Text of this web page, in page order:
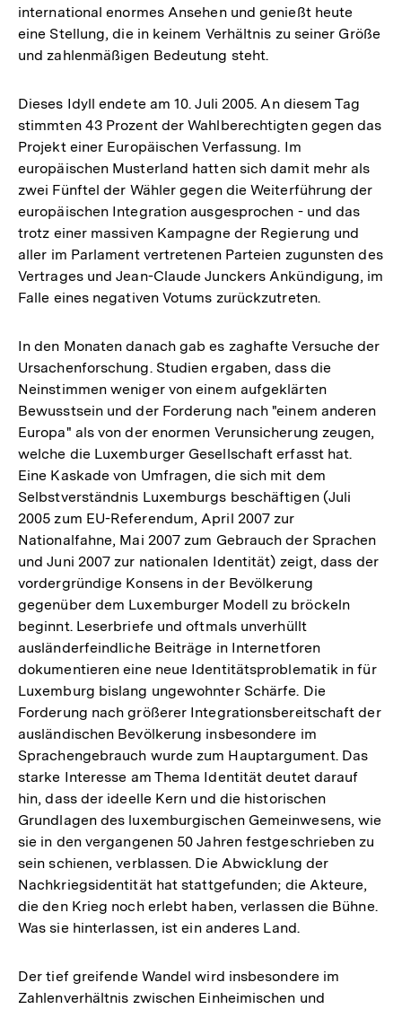
international enormes Ansehen und genießt heute
eine Stellung, die in keinem Verhältnis zu seiner Größe
und zahlenmäßigen Bedeutung steht.
Dieses Idyll endete am 10. Juli 2005. An diesem Tag
stimmten 43 Prozent der Wahlberechtigten gegen das
Projekt einer Europäischen Verfassung. Im
europäischen Musterland hatten sich damit mehr als
zwei Fünftel der Wähler gegen die Weiterführung der
europäischen Integration ausgesprochen - und das
trotz einer massiven Kampagne der Regierung und
aller im Parlament vertretenen Parteien zugunsten des
Vertrages und Jean-Claude Junckers Ankündigung, im
Falle eines negativen Votums zurückzutreten.
In den Monaten danach gab es zaghafte Versuche der
Ursachenforschung. Studien ergaben, dass die
Neinstimmen weniger von einem aufgeklärten
Bewusstsein und der Forderung nach "einem anderen
Europa" als von der enormen Verunsicherung zeugen,
welche die Luxemburger Gesellschaft erfasst hat.
Eine Kaskade von Umfragen, die sich mit dem
Selbstverständnis Luxemburgs beschäftigen (Juli
2005 zum EU-Referendum, April 2007 zur
Nationalfahne, Mai 2007 zum Gebrauch der Sprachen
und Juni 2007 zur nationalen Identität) zeigt, dass der
vordergründige Konsens in der Bevölkerung
gegenüber dem Luxemburger Modell zu bröckeln
beginnt. Leserbriefe und oftmals unverhüllt
ausländerfeindliche Beiträge in Internetforen
dokumentieren eine neue Identitätsproblematik in für
Luxemburg bislang ungewohnter Schärfe. Die
Forderung nach größerer Integrationsbereitschaft der
ausländischen Bevölkerung insbesondere im
Sprachengebrauch wurde zum Hauptargument. Das
starke Interesse am Thema Identität deutet darauf
hin, dass der ideelle Kern und die historischen
Grundlagen des luxemburgischen Gemeinwesens, wie
sie in den vergangenen 50 Jahren festgeschrieben zu
sein schienen, verblassen. Die Abwicklung der
Nachkriegsidentität hat stattgefunden; die Akteure,
die den Krieg noch erlebt haben, verlassen die Bühne.
Was sie hinterlassen, ist ein anderes Land.
Der tief greifende Wandel wird insbesondere im
Zahlenverhältnis zwischen Einheimischen und